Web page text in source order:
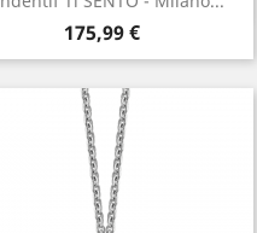
Prix
175,99 €